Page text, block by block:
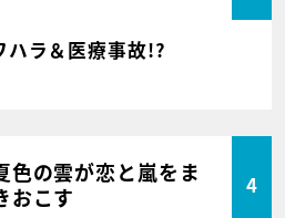
ラ＆医療事故!?
色の雲が恋と嵐をま
おこす
4